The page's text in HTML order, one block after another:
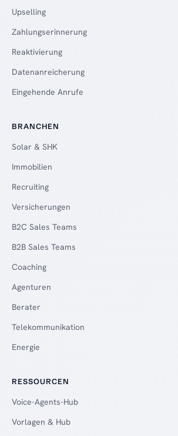
Upselling
Zahlungserinnerung
Reaktivierung
Datenanreicherung
Eingehende Anrufe
BRANCHEN
Solar & SHK
Immobilien
Recruiting
Versicherungen
B2C Sales Teams
B2B Sales Teams
Coaching
Agenturen
Berater
Telekommunikation
Energie
RESSOURCEN
Voice-Agents-Hub
Vorlagen & Hub